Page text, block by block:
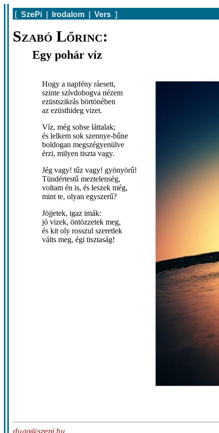
[ SzePi Irodalom Vers ]
Szabó Lőrinc:
Egy pohár víz
Hogy a napfény ráesett,
szinte szívdobogva nézem
ezüstszikrás börtönében
az ezüsthideg vizet.
Víz, még sohse láttalak;
és lelkem sok szennye-bűne
boldogan megszégyenülve
érzi, milyen tiszta vagy.
Jég vagy! tűz vagy! gyönyörű!
Tündértestű meztelenség,
voltam én is, és leszek még,
mint te, olyan egyszerű?
Jöjjetek, igaz imák:
jó vizek, öntözzetek meg,
és kit oly rosszul szeretlek
válts meg, égi tisztaság!